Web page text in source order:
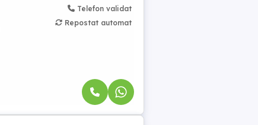
Telefon validat
Repostat automat